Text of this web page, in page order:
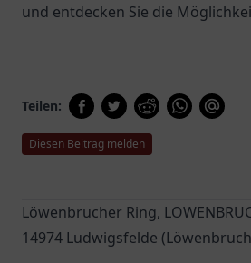
und entdecken Sie die
Teilen:
Diesen Beitrag melden
Löwenbrucher Ring,
14974 Ludwigsfelde